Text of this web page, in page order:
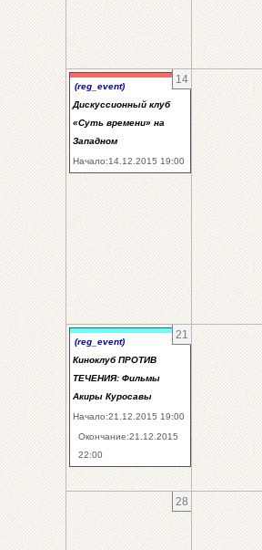
14
(reg_event)
Дискуссионный клуб
«Суть времени» на
Западном
Начало:14.12.2015 19:00
21
(reg_event)
Киноклуб ПРОТИВ
ТЕЧЕНИЯ: Фильмы
Акиры Куросавы
Начало:21.12.2015 19:00
Окончание:21.12.2015
22:00
28